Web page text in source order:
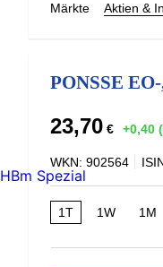
Märkte Aktien &
PONSSE
23,70 € +0,40
WKN: 902564
1T 1W 1M
HBm Spezial